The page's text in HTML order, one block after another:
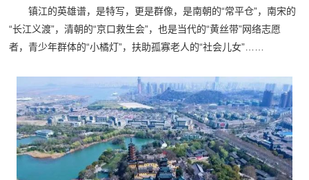
镇江的英雄谱，是特写，更是群像，是南朝的“常平仓”，南宋的
“长江义渡”，清朝的“京口救生会”，也是当代的“黄丝带”网络志愿
者，青少年群体的“小橘灯”，扶助孤寡老人的“社会儿女”……